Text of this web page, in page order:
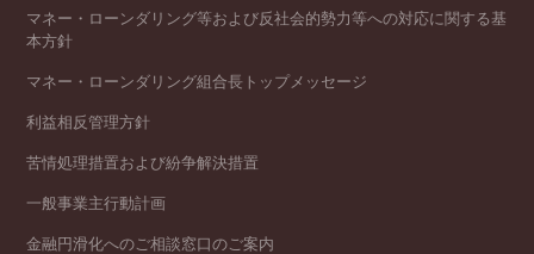
マネー・ローンダリング等および反社会的勢力等への対応に関する基
本方針
マネー・ローンダリング組合長トップメッセージ
利益相反管理方針
苦情処理措置および紛争解決措置
一般事業主行動計画
金融円滑化へのご相談窓口のご案内